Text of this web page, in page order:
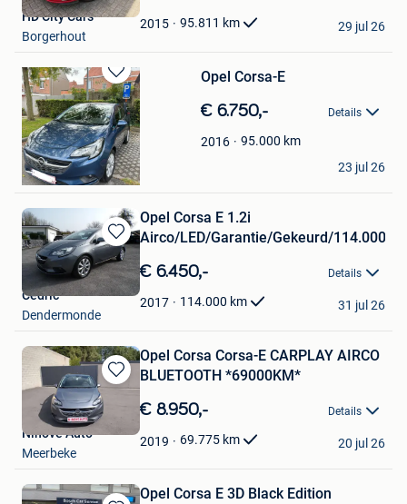
Favorieten2015 95.811 km
HD City Cars
Borgerhout
29 jul 26
Bewaren
in
Mijn
Favorieten
Opel Corsa-E
€ 6.750,- Details
2016 95.000 km
Elena Jennifer
Zele+Deel Lokeren
23 jul 26
Bewaren
in
Mijn
Favorieten
Opel Corsa E 1.2i
Airco/LED/Garantie/Gekeurd/114.000km
€ 6.450,- Details
2017 114.000 km
Cedric
Dendermonde
31 jul 26
Bewaren
in
Mijn
Favorieten
Opel Corsa Corsa-E CARPLAY AIRCO
BLUETOOTH *69000KM*
€ 8.950,- Details
2019 69.775 km
Ninove Auto
Meerbeke
20 jul 26
Opel Corsa E 3D Black Edition